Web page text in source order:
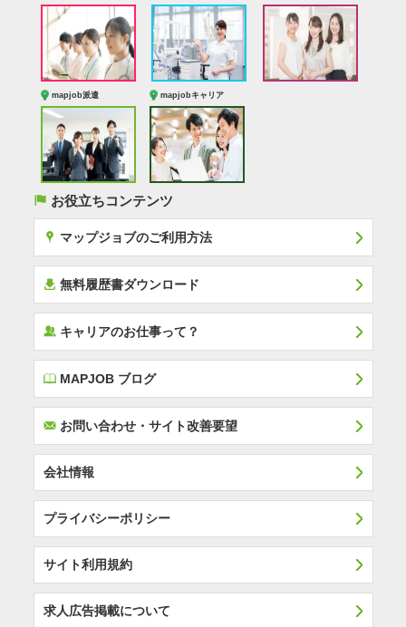
mapjob派遣 mapjobキャリア
( お役立ちコンテンツ
x マップジョブのご利用方法
í 無料履歴書ダウンロード
‰キャリアのお仕事って？
EMAPJOB ブログ
Fお問い合わせ・サイト改善要望
会社情報
プライバシーポリシー
サイト利用規約
求人広告掲載について